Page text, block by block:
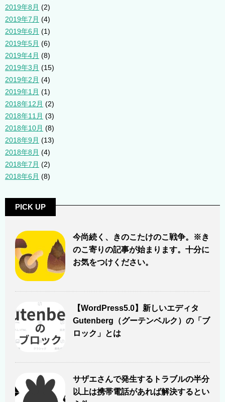
2019年8月 (2)
2019年7月 (4)
2019年6月 (1)
2019年5月 (6)
2019年4月 (8)
2019年3月 (15)
2019年2月 (4)
2019年1月 (1)
2018年12月 (2)
2018年11月 (3)
2018年10月 (8)
2018年9月 (13)
2018年8月 (4)
2018年7月 (2)
2018年6月 (8)
PICK UP
今尚続く、きのこたけのこ戦争。※き
のこ寄りの記事が始まります。十分に
お気をつけください。
【WordPress5.0】新しいエディタ
Gutenberg（グーテンベルク）の「ブ
ロック」とは
サザエさんで発生するトラブルの半分
以上は携帯電話があれば解決するとい